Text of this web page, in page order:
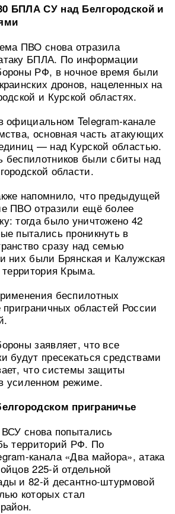
БПЛА СУ над Белгородской и
ПВО снова отразила
БПЛА. По информации
РФ, в ночное время были
дронов, нацеленных на
и Курской областях.
официальном Telegram-канале
основная часть атакующих
— над Курской областью.
беспилотников были сбиты над
области.
напомнило, что предыдущей
ПВО отразили ещё более
тогда было уничтожено 42
пытались проникнуть в
сразу над семью
них были Брянская и Калужская
Крыма.
беспилотных
приграничных областей России
заявляет, что все
будут пресекаться средствами
что системы защиты
усиленном режиме.
приграничье
снова попытались
территорий РФ. По
канала «Два майора», атака
225-й отдельной
и 82-й десантно-штурмовой
которых стал